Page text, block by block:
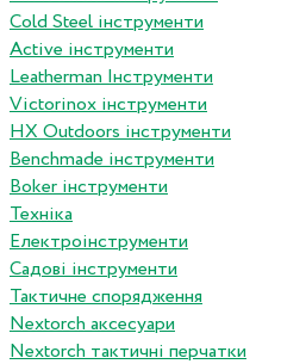
Сold Steel інструменти
Active інструменти
Leatherman Інструменти
Victorinox інструменти
HX Outdoors інструменти
Benchmade інструменти
Boker інструменти
Техніка
Електроінструменти
Садові інструменти
Тактичне спорядження
Nextorch аксесуари
Nextorch тактичні перчатки